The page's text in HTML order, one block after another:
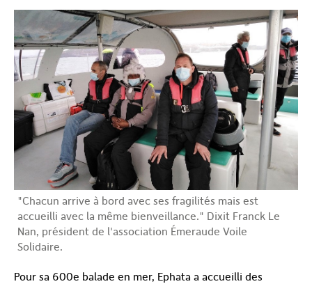
"Chacun arrive à bord avec ses fragilités mais est
accueilli avec la même bienveillance." Dixit Franck Le
Nan, président de l'association Émeraude Voile
Solidaire.
Pour sa 600e balade en mer, Ephata a accueilli des